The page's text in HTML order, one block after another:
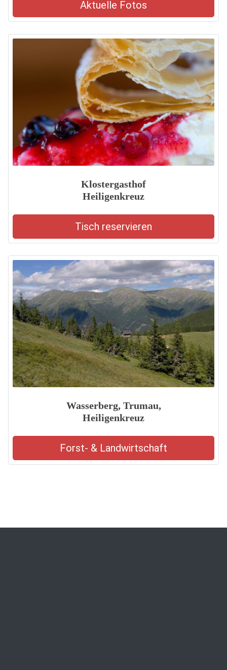
Aktuelle Fotos
Klostergasthof
Heiligenkreuz
Tisch reservieren
Wasserberg, Trumau,
Heiligenkreuz
Forst- & Landwirtschaft